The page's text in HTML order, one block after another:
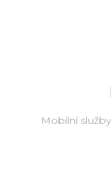
Mobilní